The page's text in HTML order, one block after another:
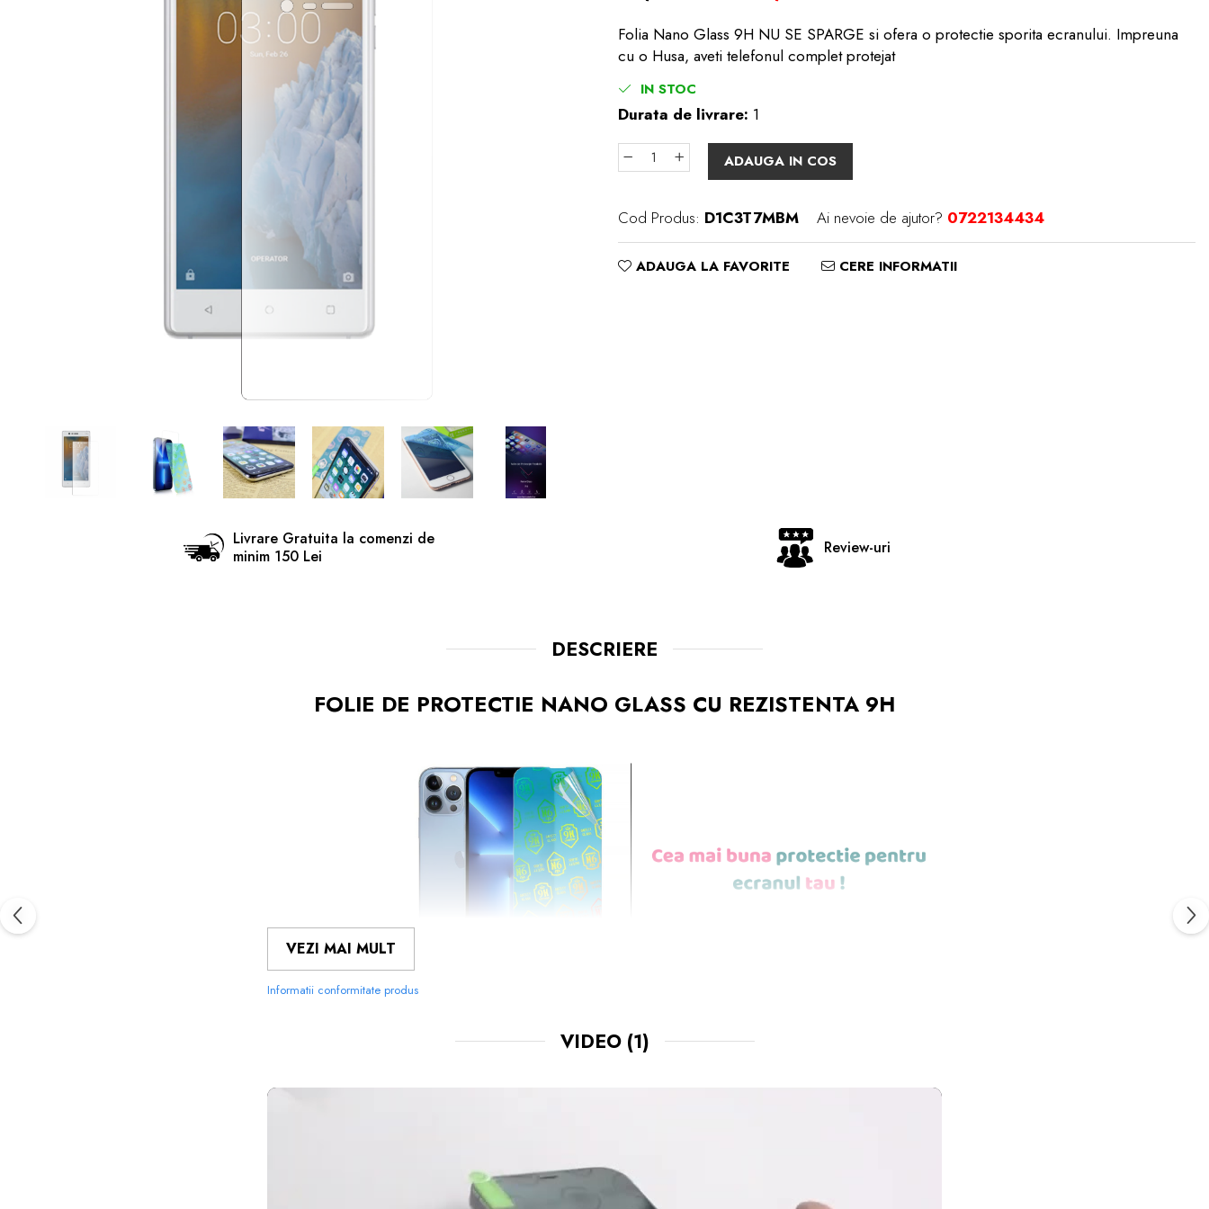
Folia Nano Glass 9H NU SE SPARGE si ofera o protectie sporita ecranului. Impreuna
cu o Husa, aveti telefonul complet protejat
IN STOC
Durata de livrare: 1
ADAUGA IN COS
Cod Produs: D1C3T7MBM Ai nevoie de ajutor? 0722134434
ADAUGA LA FAVORITE CERE INFORMATII
Livrare Gratuita la comenzi de
minim 150 Lei
Review-uri
DESCRIERE
FOLIE DE PROTECTIE NANO GLASS CU REZISTENTA 9H
MATERIALUL FOLOSIT IN PRODUCEREA FOLIILOR
PE CARE O STIM CU TOTII, CI ESTE
VEZI MAI MULT
Informatii conformitate produs
VIDEO (1)